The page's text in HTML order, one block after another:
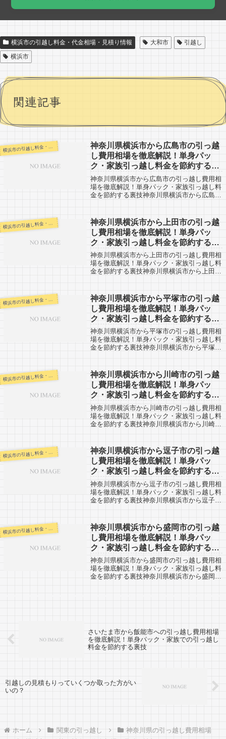
横浜市の引越し料金・代金相場・見積り情報 大和市
引越し
横浜市
関連記事
横 浜市の引越し料金・代金相場・見積り情報
神奈川県横浜市から広島市の引っ越
し費用相場を徹底解説！単身パッ
ク・家族引っ越し料金を節約する裏
技
神奈川県横浜市から広島市の引っ越し費用相
場を徹底解説！単身パック・家族引っ越し料
金を節約する裏技神奈川県横浜市から広島市
に。神奈川県横浜市から広島市までは800k...
横
神奈川県横浜市から上田市の引っ越
し費用相場を徹底解説！単身パッ
ク・家族引っ越し料金を節約する裏
技
神奈川県横浜市から上田市の引っ越し費用相
場を徹底解説！単身パック・家族引っ越し料
金を節約する裏技神奈川県横浜市から上田市
さい。上田市までは約250kmと長距離に...
横
神奈川県横浜市から平塚市の引っ越
し費用相場を徹底解説！単身パッ
ク・家族引っ越し料金を節約する裏
技
神奈川県横浜市から平塚市の引っ越し費用相
場を徹底解説！単身パック・家族引っ越し料
金を節約する裏技神奈川県横浜市から平塚市
い。神奈川県横浜市から平塚市までは約36...
横 浜市の引越し料金・代金相場・見積り情報
神奈川県横浜市から川崎市の引っ越
し費用相場を徹底解説！単身パッ
ク・家族引っ越し料金を節約する裏
技
神奈川県横浜市から川崎市の引っ越し費用相
場を徹底解説！単身パック・家族引っ越し料
金を節約する裏技神奈川県横浜市から川崎市
さんなどもいます。料金ダウンのために、
様...
横
神奈川県横浜市から逗子市の引っ越
し費用相場を徹底解説！単身パッ
ク・家族引っ越し料金を節約する裏
技
神奈川県横浜市から逗子市の引っ越し費用相
場を徹底解説！単身パック・家族引っ越し料
金を節約する裏技神奈川県横浜市から逗子市
さい。逗子市までは市役所間の距離で約30...
横
神奈川県横浜市から盛岡市の引っ越
し費用相場を徹底解説！単身パッ
ク・家族引っ越し料金を節約する裏
技
神奈川県横浜市から盛岡市の引っ越し費用相
場を徹底解説！単身パック・家族引っ越し料
金を節約する裏技神奈川県横浜市から盛岡市
さいたま市から飯能市への引っ越し費用相場
を徹底解説！単身パック・家族での引っ越し
料金を節約する裏技
引越しの見積もりっていくつか取った方がい
いの？
ホーム 関東の引っ越し
神奈川県の引っ越し費用相場